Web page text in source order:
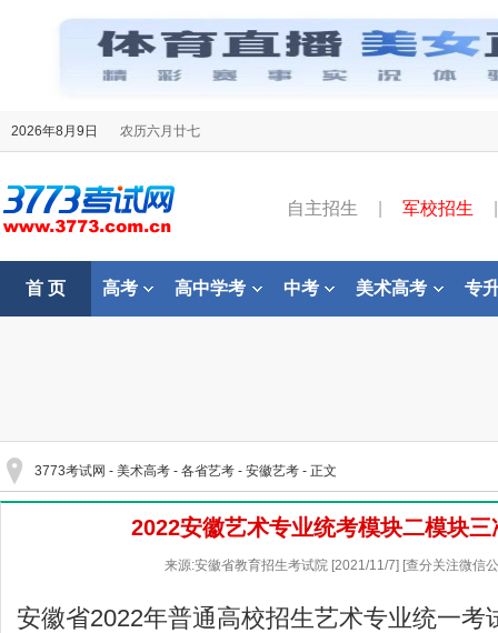
2026年8月9日 农历六月廿七
自主招生 军校招生
首 页 高考 高中学考 中考 美术高考 专
3773考试网 - 美术高考 - 各省艺考 - 安徽艺考 - 正文
2022安徽艺术专业统考模块二模块
来源:安徽省教育招生考试院 [2021/11/7] [查分关注微信
安徽省2022年普通高校招生艺术专业统一考